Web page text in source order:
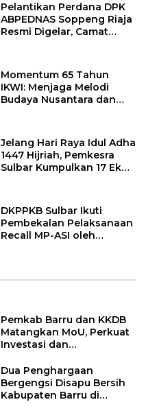
Pelantikan Perdana DPK
ABPEDNAS Soppeng Riaja
Resmi Digelar, Camat
Momentum 65 Tahun
IKWI: Menjaga Melodi
Budaya Nusantara dan
Jelang Hari Raya Idul Adha
1447 Hijriah, Pemkesra
Sulbar Kumpulkan 17 Ekor
DKPPKB Sulbar Ikuti
Pembekalan Pelaksanaan
Recall MP-ASI oleh
Pemkab Barru dan KKDB
Matangkan MoU, Perkuat
Investasi dan
Dua Penghargaan
Bergengsi Disapu Bersih
Kabupaten Barru di